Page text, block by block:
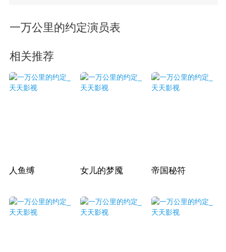
一万公里的约定演员表
相关推荐
人鱼缚 女儿的梦魇 帝国秘符